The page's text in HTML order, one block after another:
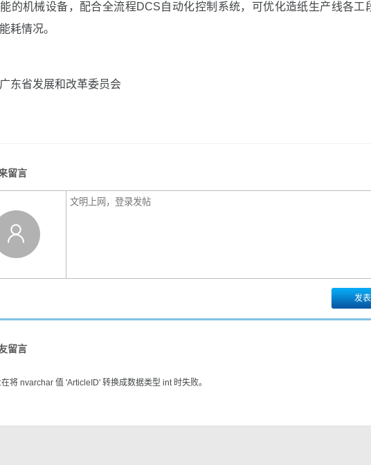
的机械设备，配合全流程DCS自动化控制系统，可优化造纸生产线各工
耗情况。
东省发展和改革委员会
留言
发
留言
将 nvarchar 值 'ArticleID' 转换成数据类型 int 时失败。